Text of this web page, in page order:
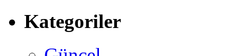
Kategoriler